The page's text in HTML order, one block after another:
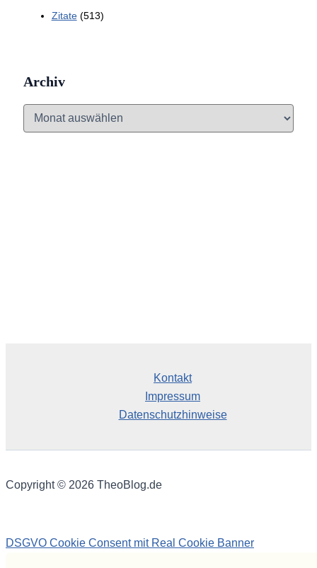
Zitate(513)
Archiv
Kontakt
Impressum
Datenschutzhinweise
Copyright © 2026 TheoBlog.de
DSGVO Cookie Consent mit Real Cookie Banner